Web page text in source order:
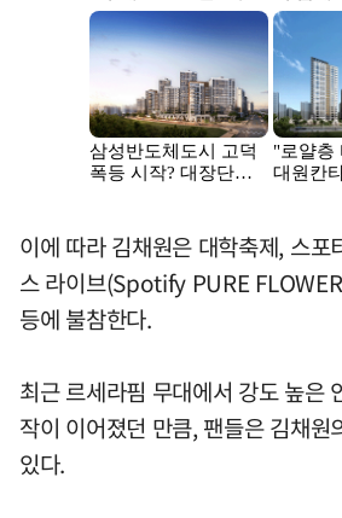
이에 따라 김채원은 대학축제, 스포
스 라이브(Spotify PURE
등에 불참한다.
최근 르세라핌 무대에서 강도 높은
작이 이어졌던 만큼, 팬들은 김채원
있다.